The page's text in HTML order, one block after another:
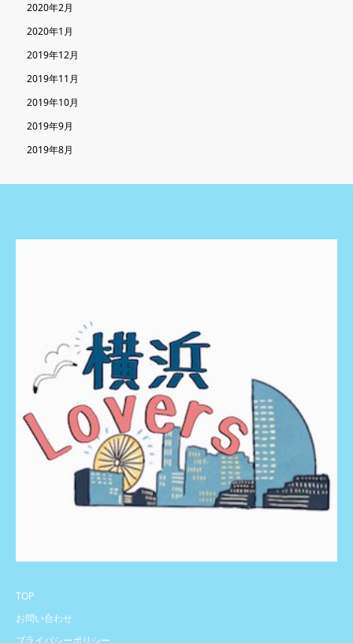
2020年2月
2020年1月
2019年12月
2019年11月
2019年10月
2019年9月
2019年8月
TOP
お問い合わせ
プライバシーポリシー